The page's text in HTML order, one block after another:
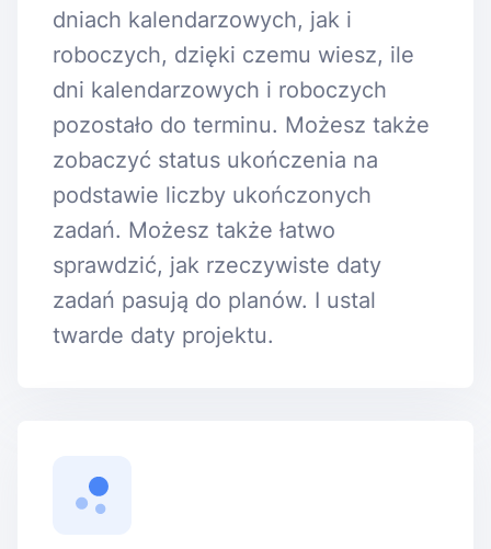
dniach kalendarzowych, jak i
roboczych, dzięki czemu wiesz, ile
dni kalendarzowych i roboczych
pozostało do terminu. Możesz także
zobaczyć status ukończenia na
podstawie liczby ukończonych
zadań. Możesz także łatwo
sprawdzić, jak rzeczywiste daty
zadań pasują do planów. I ustal
twarde daty projektu.